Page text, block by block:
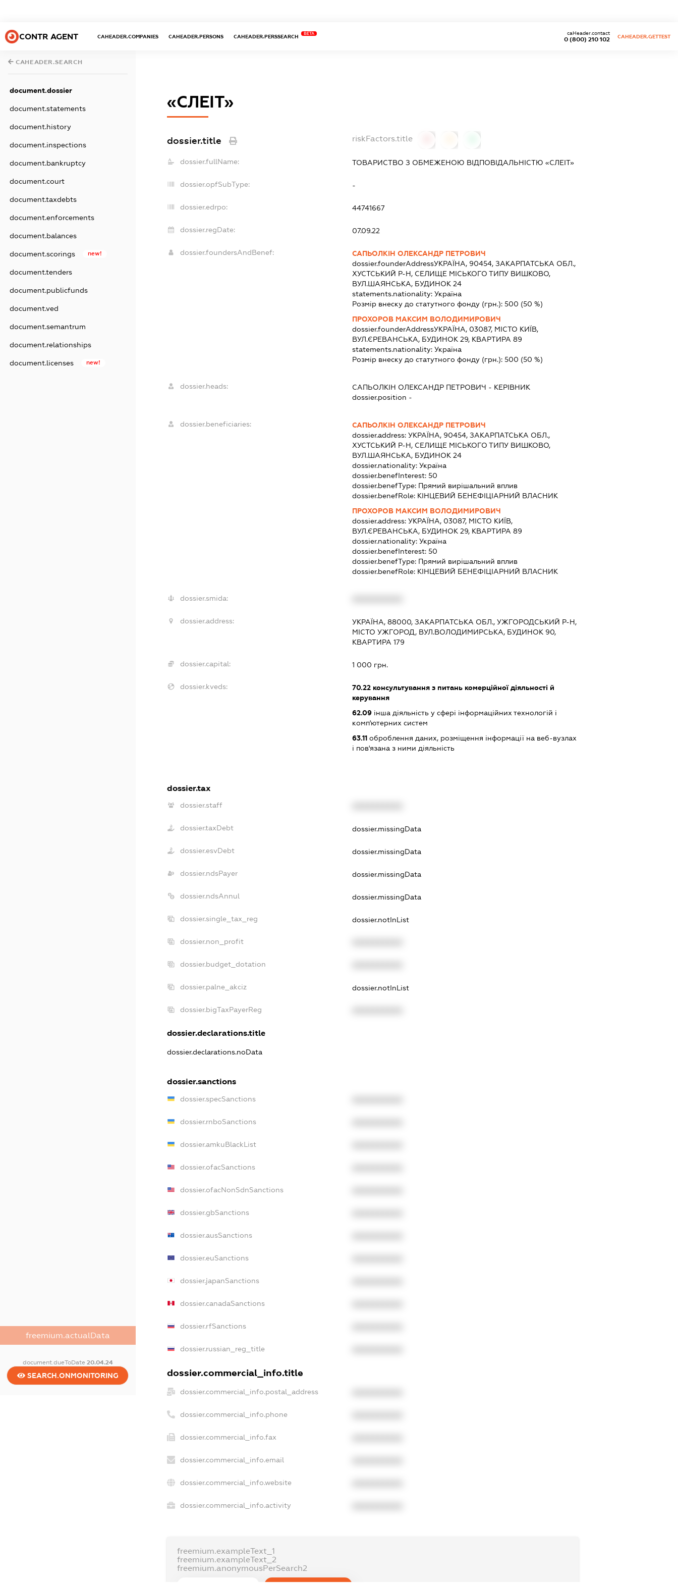
CONTR AGENT CAHEADER.COMPANIES CAHEADER.PERSONS CAHEADER.PERSSEARCH
BETA
0 (800) 210 102
caHeader.contact
CAHEADER.GETTEST
CAHEADER.SEARCH
document.dossier
document.statements
document.history
document.inspections
document.bankruptcy
document.court
document.taxdebts
document.enforcements
document.balances
document.scorings new!
document.tenders
document.publicfunds
document.ved
document.semantrum
document.relationships
document.licenses new!
freemium.actualData
document.dueToDate 20.04.24
SEARCH.ONMONITORING
«СЛЕІТ»
dossier.title riskFactors.title
dossier.fullName: ТОВАРИСТВО З ОБМЕЖЕНОЮ ВІДПОВІДАЛЬНІСТЮ «СЛЕІТ»
dossier.opfSubType: -
dossier.edrpo: 44741667
dossier.regDate: 07.09.22
dossier.foundersAndBenef:
САПЬОЛКІН ОЛЕКСАНДР ПЕТРОВИЧ
dossier.founderAddressУКРАЇНА, 90454, ЗАКАРПАТСЬКА ОБЛ.,
ХУСТСЬКИЙ Р-Н, СЕЛИЩЕ МІСЬКОГО ТИПУ ВИШКОВО,
ВУЛ.ШАЯНСЬКА, БУДИНОК 24
statements.nationality:Україна
Розмір внеску до статутного фонду (грн.):500 (50 %)
ПРОХОРОВ МАКСИМ ВОЛОДИМИРОВИЧ
dossier.founderAddressУКРАЇНА, 03087, МІСТО КИЇВ,
ВУЛ.ЄРЕВАНСЬКА, БУДИНОК 29, КВАРТИРА 89
statements.nationality:Україна
Розмір внеску до статутного фонду (грн.):500 (50 %)
dossier.heads: САПЬОЛКІН ОЛЕКСАНДР ПЕТРОВИЧ - КЕРІВНИК
dossier.position -
dossier.beneficiaries:
САПЬОЛКІН ОЛЕКСАНДР ПЕТРОВИЧ
dossier.address:УКРАЇНА, 90454, ЗАКАРПАТСЬКА ОБЛ.,
ХУСТСЬКИЙ Р-Н, СЕЛИЩЕ МІСЬКОГО ТИПУ ВИШКОВО,
ВУЛ.ШАЯНСЬКА, БУДИНОК 24
dossier.nationality:Україна
dossier.benefInterest:50
dossier.benefType: Прямий вирішальний вплив
dossier.benefRole: КІНЦЕВИЙ БЕНЕФІЦІАРНИЙ ВЛАСНИК
ПРОХОРОВ МАКСИМ ВОЛОДИМИРОВИЧ
dossier.address:УКРАЇНА, 03087, МІСТО КИЇВ,
ВУЛ.ЄРЕВАНСЬКА, БУДИНОК 29, КВАРТИРА 89
dossier.nationality:Україна
dossier.benefInterest:50
dossier.benefType: Прямий вирішальний вплив
dossier.benefRole: КІНЦЕВИЙ БЕНЕФІЦІАРНИЙ ВЛАСНИК
dossier.smida:
dossier.address:
УКРАЇНА, 88000, ЗАКАРПАТСЬКА ОБЛ., УЖГОРОДСЬКИЙ Р-Н,
МІСТО УЖГОРОД, ВУЛ.ВОЛОДИМИРСЬКА, БУДИНОК 90,
КВАРТИРА 179
dossier.capital: 1 000 грн.
dossier.kveds: 70.22 консультування з питань комерційної діяльності й
керування
62.09 інша діяльність у сфері інформаційних технологій і
комп'ютерних систем
63.11 оброблення даних, розміщення інформації на веб-вузлах
і пов'язана з ними діяльність
dossier.tax
dossier.staff
dossier.taxDebt dossier.missingData
dossier.esvDebt dossier.missingData
dossier.ndsPayer dossier.missingData
dossier.ndsAnnul dossier.missingData
dossier.single_tax_reg dossier.notInList
dossier.non_profit
dossier.budget_dotation
dossier.palne_akciz dossier.notInList
dossier.bigTaxPayerReg
dossier.declarations.title
dossier.declarations.noData
dossier.sanctions
dossier.specSanctions
dossier.rnboSanctions
dossier.amkuBlackList
dossier.ofacSanctions
dossier.ofacNonSdnSanctions
dossier.gbSanctions
dossier.ausSanctions
dossier.euSanctions
dossier.japanSanctions
dossier.canadaSanctions
dossier.rfSanctions
dossier.russian_reg_title
dossier.commercial_info.title
dossier.commercial_info.postal_address
dossier.commercial_info.phone
dossier.commercial_info.fax
dossier.commercial_info.email
dossier.commercial_info.website
dossier.commercial_info.activity
freemium.exampleText_1
freemium.exampleText_2
freemium.anonymousPerSearch2